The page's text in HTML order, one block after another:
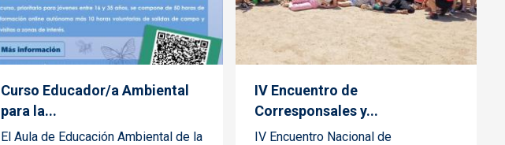
Curso Educador/a Ambiental
para la...
El Aula de Educación Ambiental de la
IV Encuentro de
Corresponsales y...
IV Encuentro Nacional de